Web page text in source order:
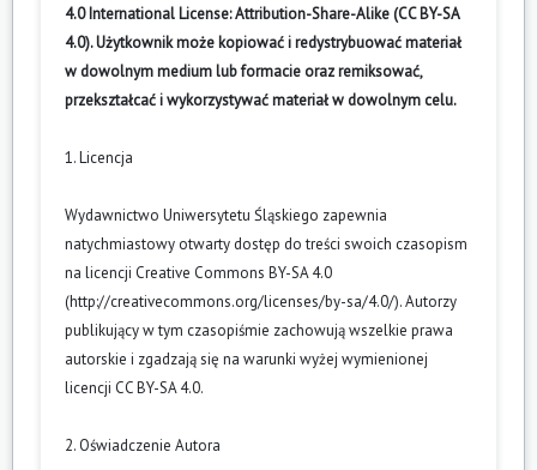
4.0 International License: Attribution-Share-Alike (CC BY-SA
4.0). Użytkownik może kopiować i redystrybuować materiał
w dowolnym medium lub formacie oraz remiksować,
przekształcać i wykorzystywać materiał w dowolnym celu.
1. Licencja
Wydawnictwo Uniwersytetu Śląskiego zapewnia
natychmiastowy otwarty dostęp do treści swoich czasopism
na licencji Creative Commons BY-SA 4.0
(http://creativecommons.org/licenses/by-sa/4.0/). Autorzy
publikujący w tym czasopiśmie zachowują wszelkie prawa
autorskie i zgadzają się na warunki wyżej wymienionej
licencji CC BY-SA 4.0.
2. Oświadczenie Autora